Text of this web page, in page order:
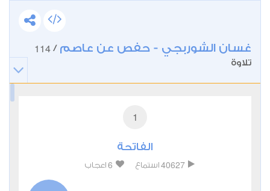
غسان الشوربجي - حفص عن عاصم /
114
تلاوة
1
الفاتحة
40627 استماع 6 اعجاب